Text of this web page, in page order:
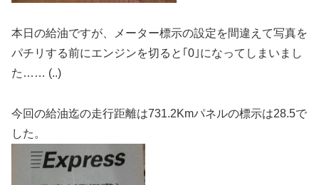
本日の給油ですが、メーター標示の設定を間違えて写真を
パチリする前にエンジンを切ると｢0｣になってしまいまし
た…… (..)
今回の給油迄の走行距離は731.2Kmパネルの標示は28.5で
した。